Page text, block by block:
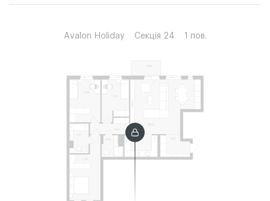
Avalon Holiday Секція 24 1 пов.